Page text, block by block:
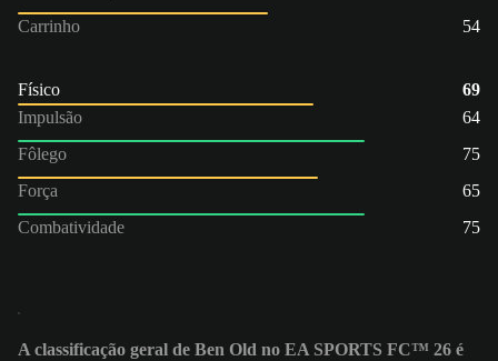
Carrinho
54
Físico
69
Impulsão
64
Fôlego
75
Força
65
Combatividade
75
A classificação geral de Ben Old no EA SPORTS FC™ 26 é